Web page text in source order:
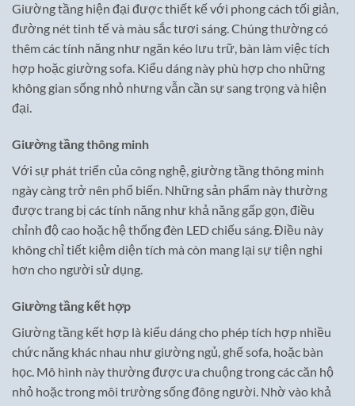
Giường tầng hiện đại được thiết kế với phong cách tối giản,
đường nét tinh tế và màu sắc tươi sáng. Chúng thường có
thêm các tính năng như ngăn kéo lưu trữ, bàn làm việc tích
hợp hoặc giường sofa. Kiểu dáng này phù hợp cho những
không gian sống nhỏ nhưng vẫn cần sự sang trọng và hiện
đại.
Giường tầng thông minh
Với sự phát triển của công nghệ, giường tầng thông minh
ngày càng trở nên phổ biến. Những sản phẩm này thường
được trang bị các tính năng như khả năng gấp gọn, điều
chỉnh độ cao hoặc hệ thống đèn LED chiếu sáng. Điều này
không chỉ tiết kiệm diện tích mà còn mang lại sự tiện nghi
hơn cho người sử dụng.
Giường tầng kết hợp
Giường tầng kết hợp là kiểu dáng cho phép tích hợp nhiều
chức năng khác nhau như giường ngủ, ghế sofa, hoặc bàn
học. Mô hình này thường được ưa chuộng trong các căn hộ
nhỏ hoặc trong môi trường sống đông người. Nhờ vào khả